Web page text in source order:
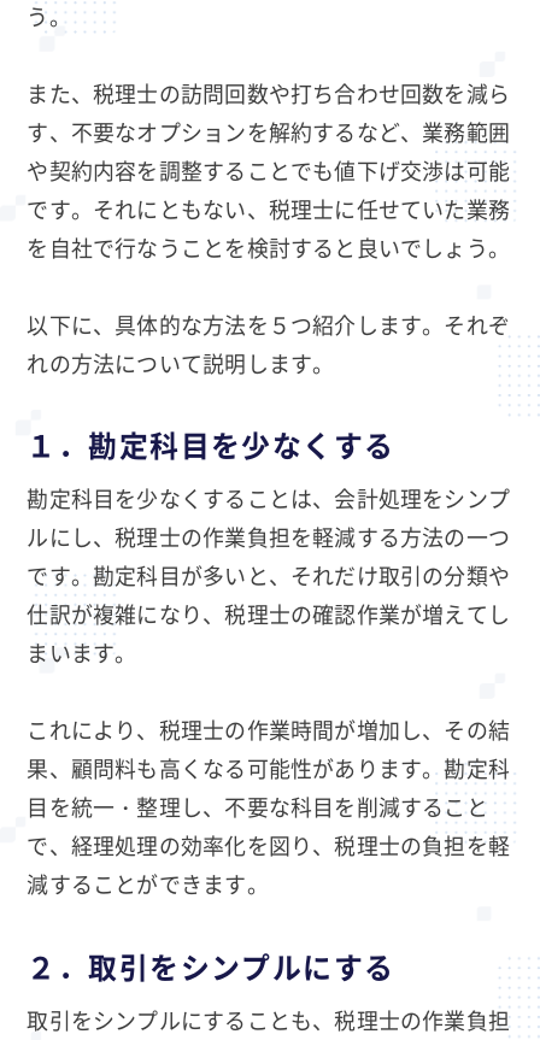
う。
また、税理士の訪問回数や打ち合わせ回数を減ら
す、不要なオプションを解約するなど、業務範囲
や契約内容を調整することでも値下げ交渉は可能
です。それにともない、税理士に任せていた業務
を自社で行なうことを検討すると良いでしょう。
以下に、具体的な方法を５つ紹介します。それぞ
れの方法について説明します。
１．勘定科目を少なくする
勘定科目を少なくすることは、会計処理をシンプ
ルにし、税理士の作業負担を軽減する方法の一つ
です。勘定科目が多いと、それだけ取引の分類や
仕訳が複雑になり、税理士の確認作業が増えてし
まいます。
これにより、税理士の作業時間が増加し、その結
果、顧問料も高くなる可能性があります。勘定科
目を統一・整理し、不要な科目を削減すること
で、経理処理の効率化を図り、税理士の負担を軽
減することができます。
２．取引をシンプルにする
取引をシンプルにすることも、税理士の作業負担